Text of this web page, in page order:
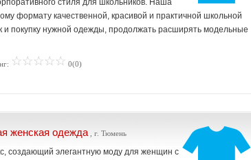
стиля для школьников. Наша
формату качественной, красивой и практичной школьной
покупку нужной одежды, продолжать расширять модельные
0(0)
женская одежда, г. Тюмень
создающий элегантную моду для женщин с